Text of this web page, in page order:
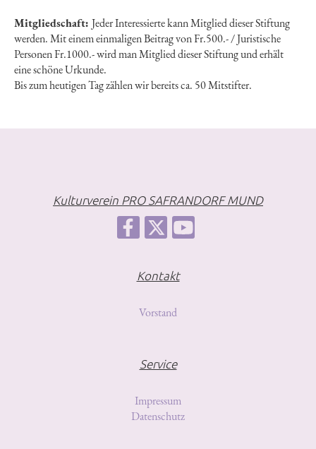
Mitgliedschaft: Jeder Interessierte kann Mitglied dieser Stiftung
werden. Mit einem einmaligen Beitrag von Fr.500.- / Juristische
Personen Fr.1000.- wird man Mitglied dieser Stiftung und erhält
eine schöne Urkunde.
Bis zum heutigen Tag zählen wir bereits ca. 50 Mitstifter.
Kulturverein PRO SAFRANDORF MUND
Kontakt
Vorstand
Service
Impressum
Datenschutz